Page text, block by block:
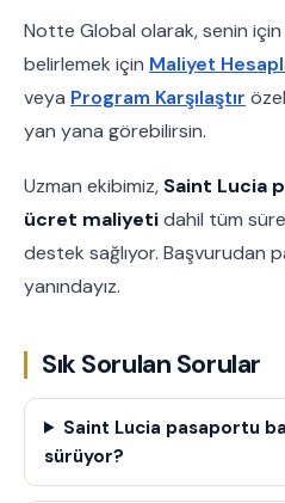
Notte Global olarak, senin
belirlemek için Maliyet
veya Program Karşılaştır
yan yana görebilirsin.
Uzman ekibimiz, Saint Lucia
ücret maliyetidahil tüm
destek sağlıyor. Başvurudan
yanındayız.
Sık Sorulan Sorular
Saint Lucia pasaportu
sürüyor?